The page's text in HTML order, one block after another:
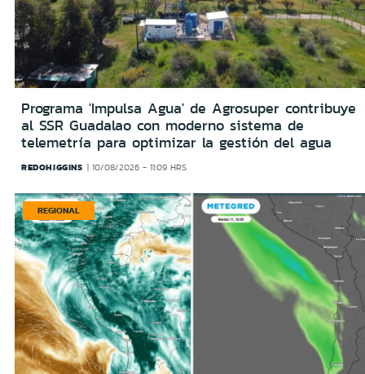
Programa 'Impulsa Agua' de Agrosuper contribuye
al SSR Guadalao con moderno sistema de
telemetría para optimizar la gestión del agua
REDOHIGGINS 10/08/2026 - 11:09 HRS
REGIONAL